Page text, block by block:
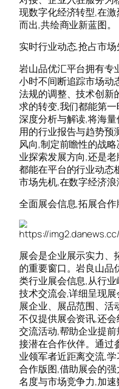
现数字化经济转型,在
而出,共绘商业新蓝图。
实时行业动态,抢占市
岩山品优汇平台拥有专
小时不间断追踪市场动
法规的调整、技术创新
求的转变,我们都能第
深度分析与解读,将海
用的行业报告与趋势预
风向,制定前瞻性的战
业探索发展方向,还是
都能在平台的行业动态
市场先机,在数字经济浪
全面展会信息,拓展合作
展会是企业展示实力、
的重要窗口。岩良山品
类行业展会信息,从行
技术交流会,详细呈现
展企业、展品范围、活
不仅提供展会资讯,还
交流活动,帮助企业提
接潜在合作伙伴。通过
业领军者近距离交流,
合作版图,借助展会的
名度与市场竞争力,加速